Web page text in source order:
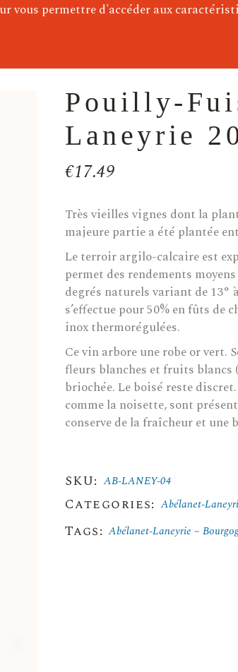
vous permettre d'accéder aux
Pouilly-
Laneyrie
€17.49
Très vieilles vignes dont la
majeure partie a été plantée
Le terroir argilo-calcaire est
permet des rendements
degrés naturels variant de 13°
s’effectue pour 50% en fûts de
inox thermorégulées.
Ce vin arbore une robe or vert.
fleurs blanches et fruits blancs
briochée. Le boisé reste
comme la noisette, sont
conserve de la fraîcheur et une
SKU: AB-LANEY-04
Categories: Abélanet-
Tags: Abélanet-Laneyrie